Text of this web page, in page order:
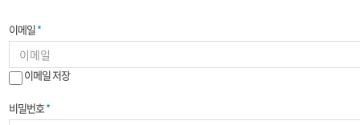
이메일*
이메일 저장
비밀번호*